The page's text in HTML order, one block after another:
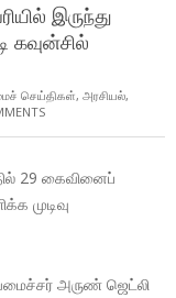
இருந்து
கவுன்சில்
செய்திகள், அரசியல்,
29 கைவினைப்
முடிவு
அருண் ஜெட்லி